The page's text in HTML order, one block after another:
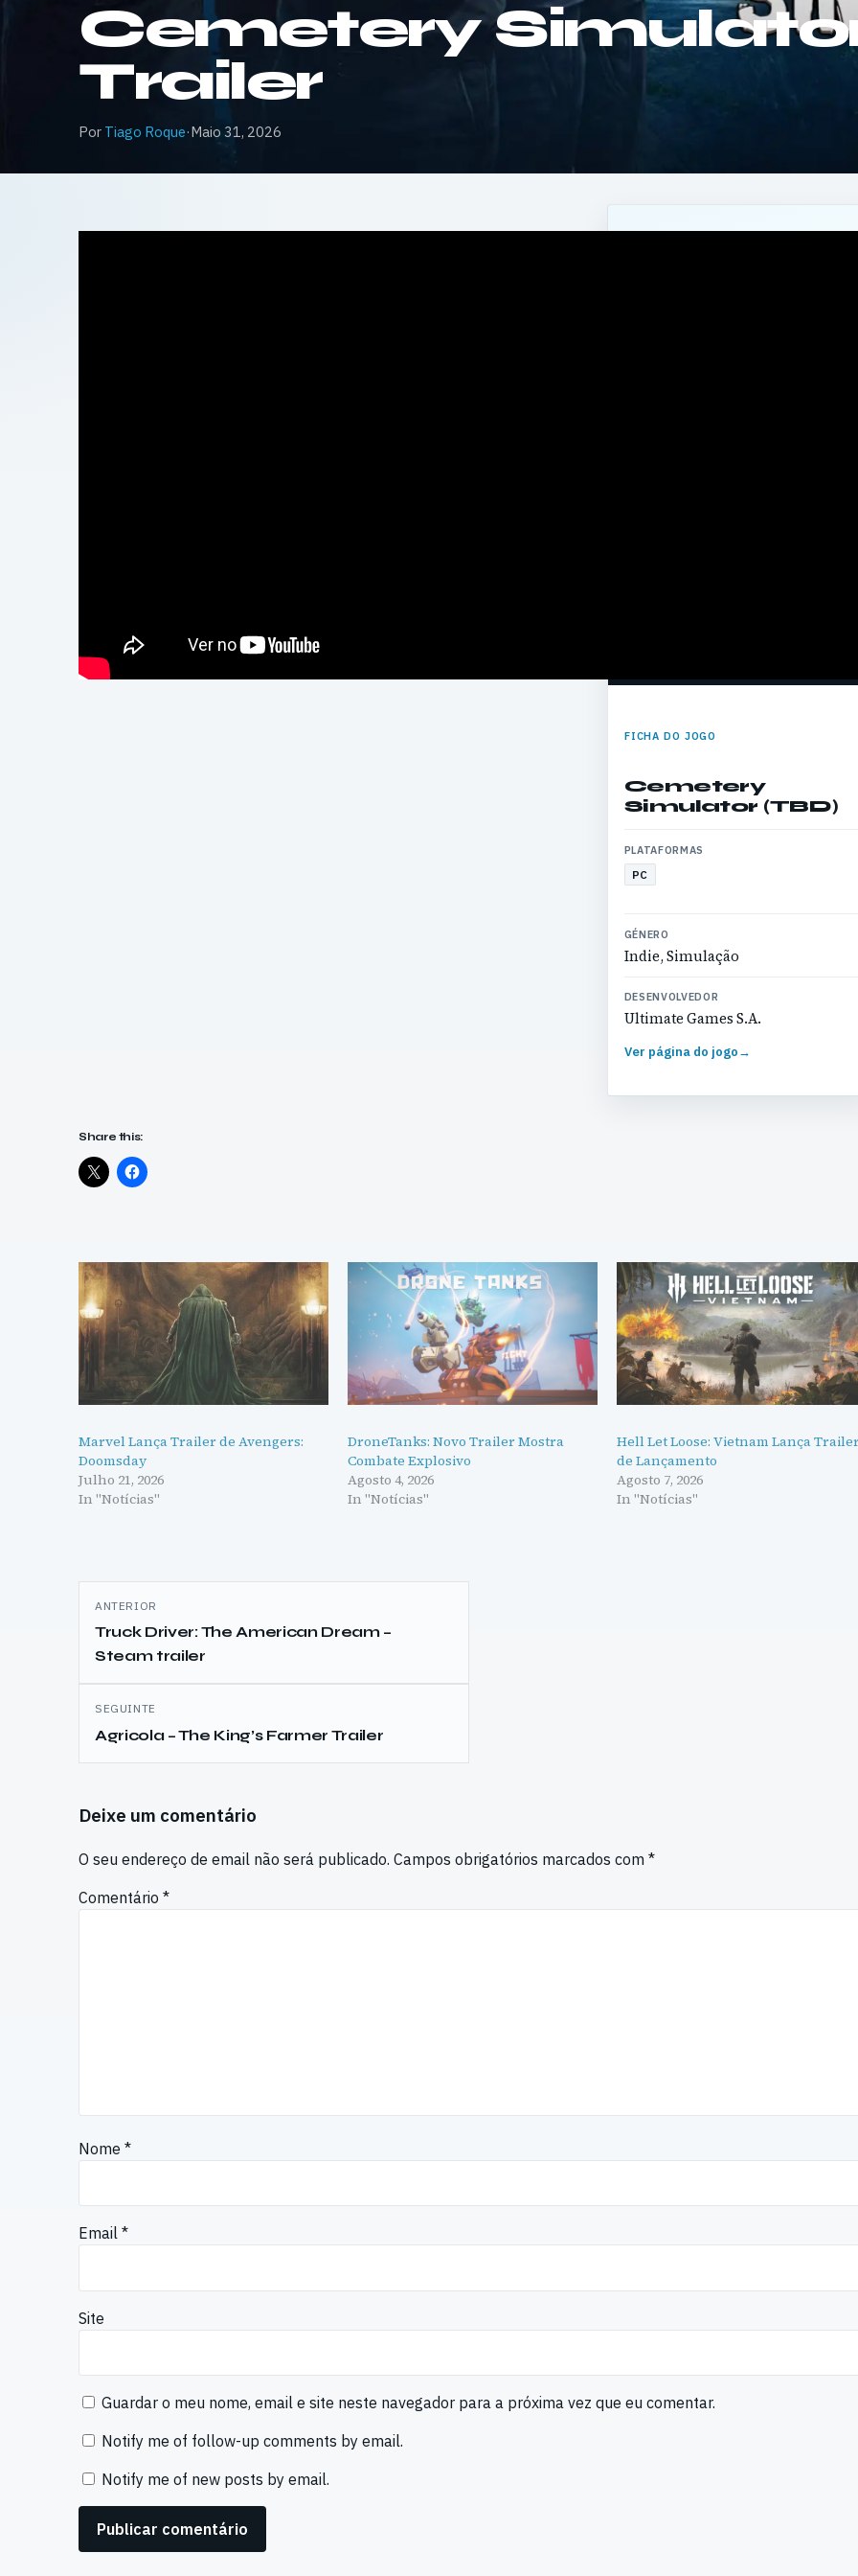
Cemetery
Trailer
Por Tiago Roque·Maio 31, 2026
FICHA DO JOGO
Cemetery
Simulator (TBD)
PLATAFORMAS
PC
GÉNERO
Indie, Simulação
DESENVOLVEDOR
Ultimate Games S.A.
Ver página do jogo→
Share this:
Marvel Lança Trailer de Avengers:
Doomsday
Julho 21, 2026
In "Notícias"
DroneTanks: Novo Trailer Mostra
Combate Explosivo
Agosto 4, 2026
In "Notícias"
Hell Let Loose: Vietnam Lança
de Lançamento
Agosto 7, 2026
In "Notícias"
Navegação
de
artigos
ANTERIOR
Truck Driver: The American Dream –
Steam trailer
SEGUINTE
Agricola – The King’s Farmer Trailer
Deixe um comentário
O seu endereço de email não será publicado. Campos obrigatórios marcados com *
Comentário *
Nome *
Email *
Site
Guardar o meu nome, email e site neste navegador para a próxima vez que eu comentar.
Notify me of follow-up comments by email.
Notify me of new posts by email.